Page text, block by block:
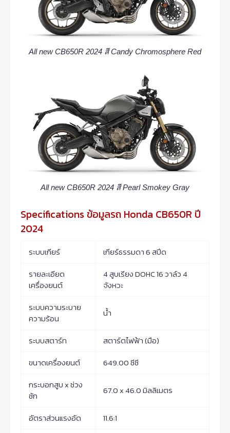
All new CB650R 2024 สี Candy Chromosphere Red
All new CB650R 2024 สี Pearl Smokey Gray
Specifications ข้อมูลรถ Honda CB650R ปี
2024
ระบบเกียร์
เกียร์ธรรมดา 6 สปีด
รายละเอียด
เครื่องยนต์
4 สูบเรียง DOHC 16 วาล์ว 4
จังหวะ
ระบบความระบาย
ความร้อน
น้ำ
ระบบสตาร์ท
สตาร์ตไฟฟ้า (มือ)
ขนาดเครื่องยนต์
649.00 ซีซี
กระบอกสูบ x ช่วง
ชัก
67.0 x 46.0 มิลลิเมตร
อัตราส่วนแรงอัด
11.6:1